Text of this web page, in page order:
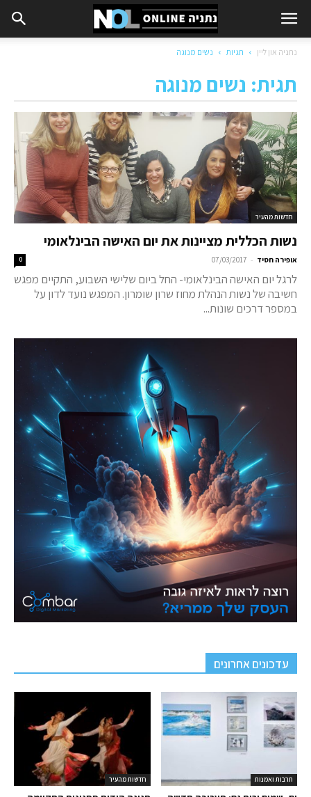
נתניה און ליין תגיות נשים מנוגה
תגית: נשים מנוגה
חדשות מהעיר
נשות הכללית מציינות את יום האישה הבינלאומי
אופירה חסיד -
07/03/2017
0
לרגל יום האישה הבינלאומי- החל ביום שלישי השבוע, התקיים מפגש
חשיבה של נשות הנהלת מחוז שרון שומרון. המפגש נועד לדון על
במספר דרכים שונות...
עדכונים אחרונים
חדשות מהעיר תרבות ואמנות